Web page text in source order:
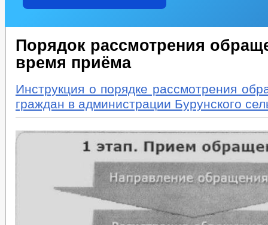
Порядок рассмотрения
время приёма
Инструкция о порядке рассмотрения
граждан в администрации Бурунского